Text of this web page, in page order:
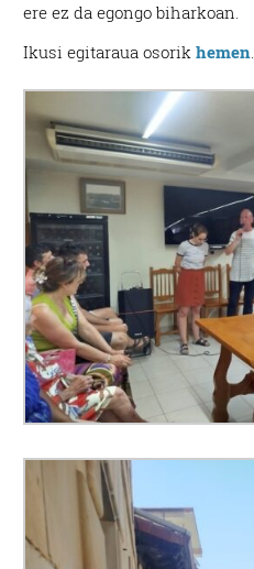
ere ez da egongo biharkoan.
Ikusi egitaraua osorikhemen.